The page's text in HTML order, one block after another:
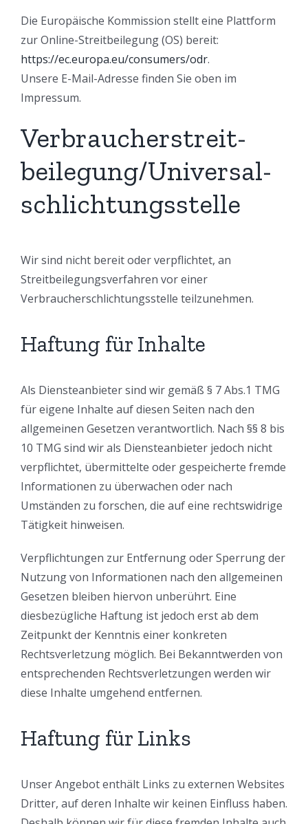
Die Europäische Kommission stellt eine Plattform
zur Online-Streitbeilegung (OS) bereit:
https://ec.europa.eu/consumers/odr.
Unsere E-Mail-Adresse finden Sie oben im
Impressum.
Verbraucher­streit­
beilegung/Universal­
schlichtungs­stelle
Wir sind nicht bereit oder verpflichtet, an
Streitbeilegungsverfahren vor einer
Verbraucherschlichtungsstelle teilzunehmen.
Haftung für Inhalte
Als Diensteanbieter sind wir gemäß § 7 Abs.1 TMG
für eigene Inhalte auf diesen Seiten nach den
allgemeinen Gesetzen verantwortlich. Nach §§ 8 bis
10 TMG sind wir als Diensteanbieter jedoch nicht
verpflichtet, übermittelte oder gespeicherte fremde
Informationen zu überwachen oder nach
Umständen zu forschen, die auf eine rechtswidrige
Tätigkeit hinweisen.
Verpflichtungen zur Entfernung oder Sperrung der
Nutzung von Informationen nach den allgemeinen
Gesetzen bleiben hiervon unberührt. Eine
diesbezügliche Haftung ist jedoch erst ab dem
Zeitpunkt der Kenntnis einer konkreten
Rechtsverletzung möglich. Bei Bekanntwerden von
entsprechenden Rechtsverletzungen werden wir
diese Inhalte umgehend entfernen.
Haftung für Links
Unser Angebot enthält Links zu externen Websites
Dritter, auf deren Inhalte wir keinen Einfluss haben.